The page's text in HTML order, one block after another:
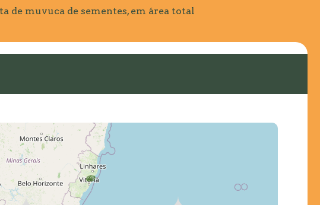
de muvuca de sementes, em área total